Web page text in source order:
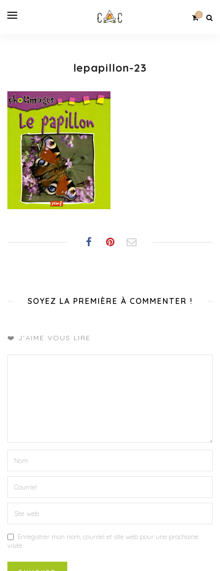
0
lepapillon-23
SOYEZ LA PREMIÈRE À COMMENTER !
❤️ J'AIME VOUS LIRE
Enregistrer mon nom, courriel et site web pour une prochaine
visite.